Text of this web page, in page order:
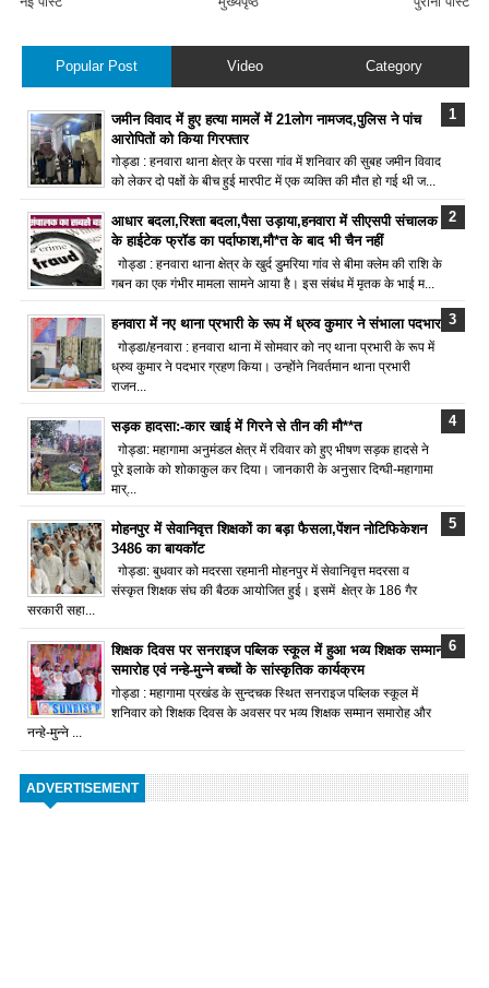
Popular Post Video Category
जमीन विवाद में हुए हत्या मामलें में 21लोग नामजद,पुलिस ने पांच
आरोपितों को किया गिरफ्तार
गोड्डा : हनवारा थाना क्षेत्र के परसा गांव में शनिवार की सुबह जमीन विवाद
को लेकर दो पक्षों के बीच हुई मारपीट में एक व्यक्ति की मौत हो गई थी ज...
आधार बदला,रिश्ता बदला,पैसा उड़ाया,हनवारा में सीएसपी संचालक
के हाईटेक फ्रॉड का पर्दाफाश,मौ*त के बाद भी चैन नहीं
गोड्डा : हनवारा थाना क्षेत्र के खुर्द डुमरिया गांव से बीमा क्लेम की राशि के
गबन का एक गंभीर मामला सामने आया है। इस संबंध में मृतक के भाई म...
हनवारा में नए थाना प्रभारी के रूप में ध्रुव कुमार ने संभाला पदभार
गोड्डा/हनवारा : हनवारा थाना में सोमवार को नए थाना प्रभारी के रूप में
ध्रुव कुमार ने पदभार ग्रहण किया। उन्होंने निवर्तमान थाना प्रभारी
राजन...
सड़क हादसा:-कार खाई में गिरने से तीन की मौ**त
गोड्डा: महागामा अनुमंडल क्षेत्र में रविवार को हुए भीषण सड़क हादसे ने
पूरे इलाके को शोकाकुल कर दिया। जानकारी के अनुसार दिग्घी-महागामा
मार्...
मोहनपुर में सेवानिवृत्त शिक्षकों का बड़ा फैसला,पेंशन नोटिफिकेशन
3486 का बायकॉट
गोड्डा: बुधवार को मदरसा रहमानी मोहनपुर में सेवानिवृत्त मदरसा व
संस्कृत शिक्षक संघ की बैठक आयोजित हुई। इसमें क्षेत्र के 186 गैर
सरकारी सहा...
शिक्षक दिवस पर सनराइज पब्लिक स्कूल में हुआ भव्य शिक्षक सम्मान
समारोह एवं नन्हे-मुन्ने बच्चों के सांस्कृतिक कार्यक्रम
गोड्डा : महागामा प्रखंड के सुन्दचक स्थित सनराइज पब्लिक स्कूल में
शनिवार को शिक्षक दिवस के अवसर पर भव्य शिक्षक सम्मान समारोह और
नन्हे-मुन्ने ...
ADVERTISEMENT